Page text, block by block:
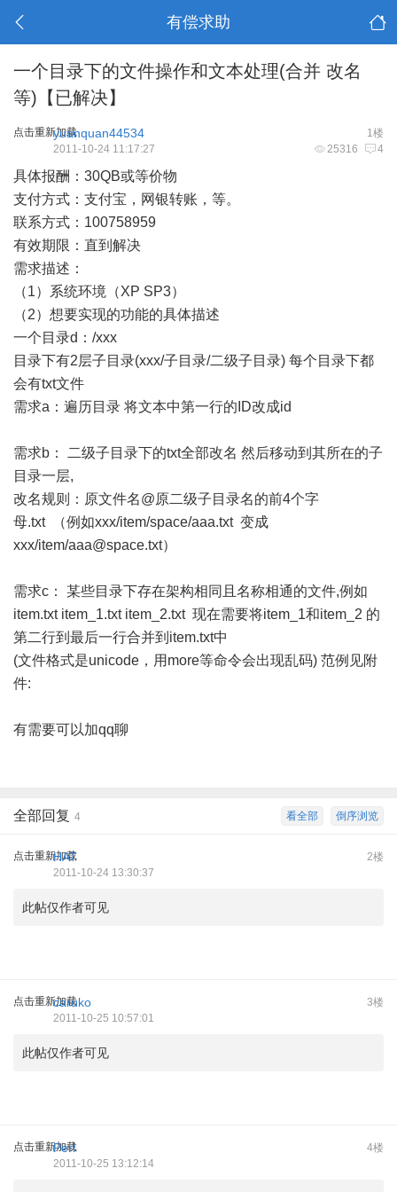
有偿求助
一个目录下的文件操作和文本处理(合并 改名
等)【已解决】
点击重新加载 1楼
yuanquan44534
25316 4
2011-10-24 11:17:27
具体报酬：30QB或等价物
支付方式：支付宝，网银转账，等。
联系方式：100758959
有效期限：直到解决
需求描述：
（1）系统环境（XP SP3）
（2）想要实现的功能的具体描述
一个目录d：/xxx
目录下有2层子目录(xxx/子目录/二级子目录) 每个目录下都
会有txt文件
需求a：遍历目录 将文本中第一行的ID改成id
需求b： 二级子目录下的txt全部改名 然后移动到其所在的子
目录一层,
改名规则：原文件名@原二级子目录名的前4个字
母.txt （例如xxx/item/space/aaa.txt 变成
xxx/item/aaa@space.txt）
需求c： 某些目录下存在架构相同且名称相通的文件,例如
item.txt item_1.txt item_2.txt 现在需要将item_1和item_2 的
第二行到最后一行合并到item.txt中
(文件格式是unicode，用more等命令会出现乱码) 范例见附
件:
有需要可以加qq聊
倒序浏览
看全部
全部回复 4
点击重新加载 2楼
HAT
2011-10-24 13:30:37
此帖仅作者可见
点击重新加载 3楼
caruko
2011-10-25 10:57:01
此帖仅作者可见
点击重新加载 4楼
Perl
2011-10-25 13:12:14